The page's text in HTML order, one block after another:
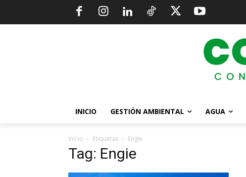
INICIO GESTIÓN AMBIENTAL AGUA
Inicio Etiquetas Engie
Tag: Engie